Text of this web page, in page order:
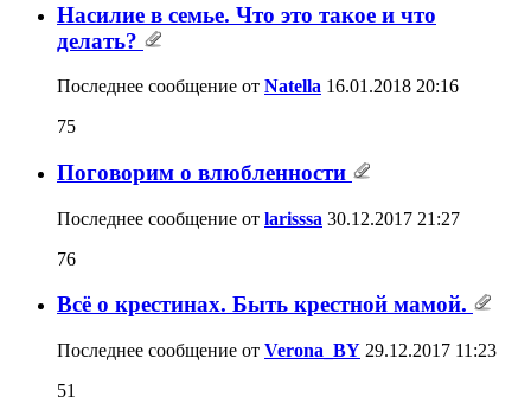
Насилие в семье. Что это такое и что
делать?
Последнее сообщение от Natella 16.01.2018 20:16
75
Поговорим о влюбленности
Последнее сообщение от larisssa 30.12.2017 21:27
76
Всё о крестинах. Быть крестной мамой.
Последнее сообщение от Verona_BY 29.12.2017 11:23
51